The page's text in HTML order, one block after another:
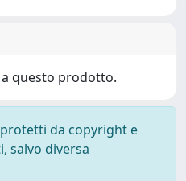
questo prodotto.
da copyright e
salvo diversa